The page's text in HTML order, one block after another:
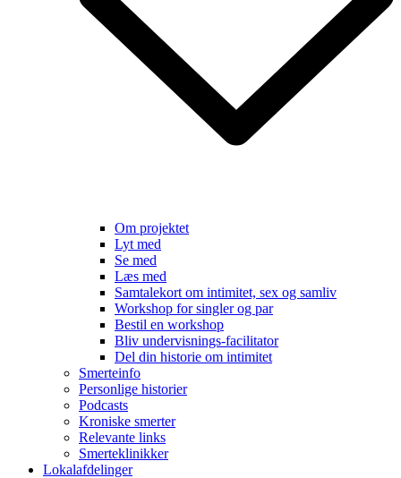
Om projektet
Lyt med
Se med
Læs med
Samtalekort om intimitet, sex og samliv
Workshop for singler og par
Bestil en workshop
Bliv undervisnings-facilitator
Del din historie om intimitet
Smerteinfo
Personlige historier
Podcasts
Kroniske smerter
Relevante links
Smerteklinikker
Lokalafdelinger